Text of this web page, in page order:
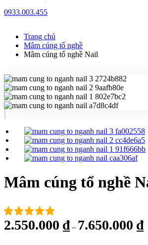
0933.003.455
Trang chủ
Mâm cúng tổ nghề
Mâm cúng tổ nghề Nail
Mâm cúng tổ nghề
2.550.000 ₫– 7.650.000 ₫